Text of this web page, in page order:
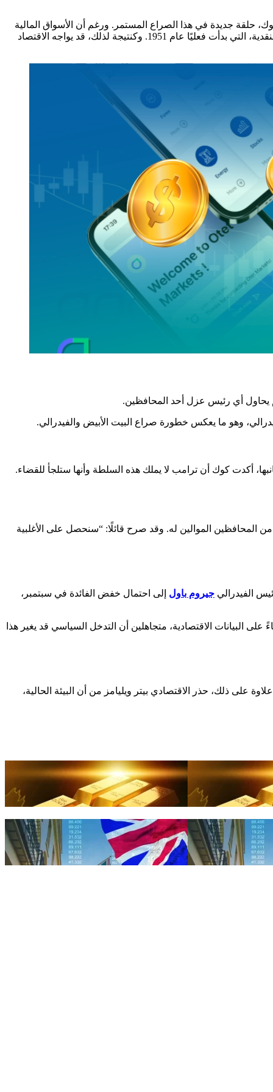
حلقة جديدة في هذا الصراع المستمر. ورغم أن الأسواق المالية
لم تتفاعل بقوة مع الحدث، إلا أن تداعياته قد تكون تاريخية. بالتالي، يهدد هذا التدخل السياسي في الفيدرالي بإنهاء عقود من حيادية السياسة النقدية، التي بدأت فعليًا عام 1951. وكنتيجة لذلك، قد يواجه الاقتصاد
وهو ما يعكس خطورة صراع البيت الأبيض والفيدرالي.
أكدت كوك أن ترامب لا يملك هذه السلطة وأنها ستلجأ للقضاء.
المحافظين الموالين له. وقد صرح قائلًا: “سنحصل على الأغلبية
الفيدرالي جيروم باول إلى احتمال خفض الفائدة في سبتمبر،
البيانات الاقتصادية، متجاهلين أن التدخل السياسي قد يغير هذا
على ذلك، حذر الاقتصادي بيتر ويليامز من أن البيئة الحالية،